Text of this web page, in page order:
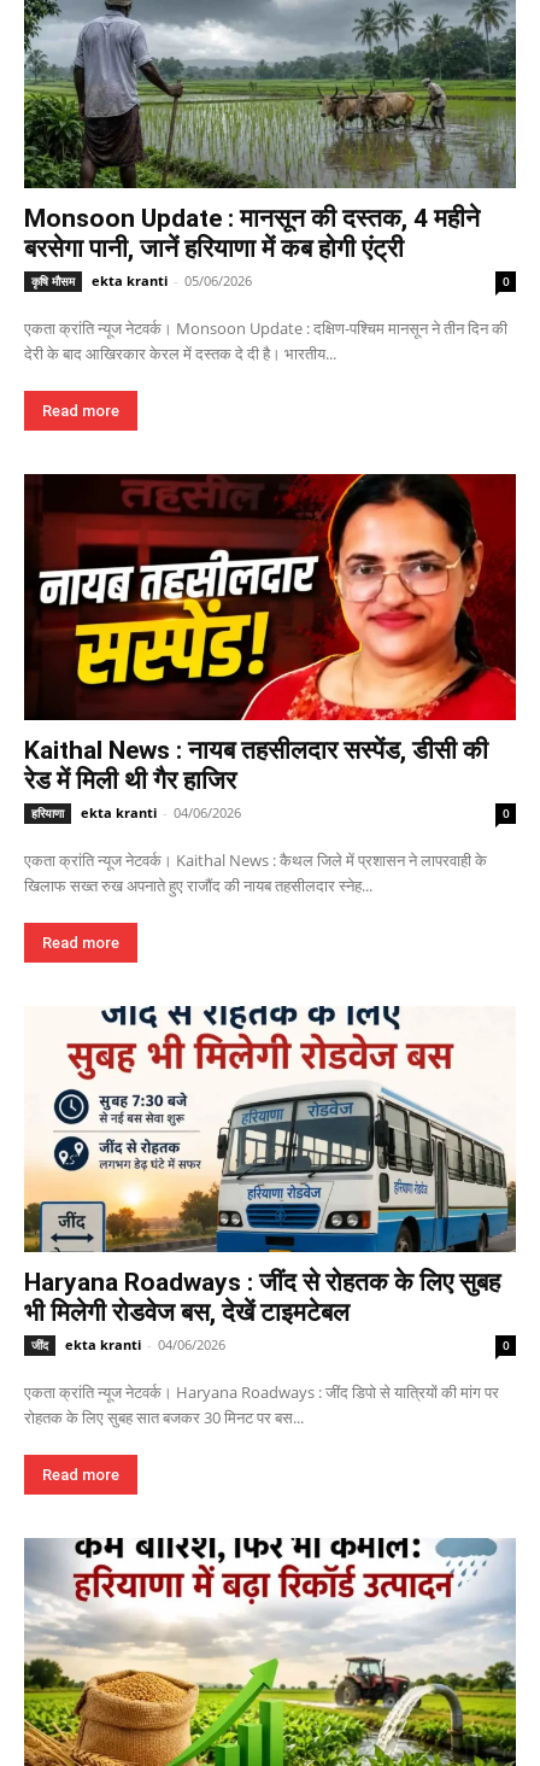
Monsoon Update : मानसून की दस्तक, 4 महीने
बरसेगा पानी, जानें हरियाणा में कब होगी एंट्री
कृषि मौसम ekta kranti - 05/06/2026 0
एकता क्रांति न्यूज नेटवर्क। Monsoon Update : दक्षिण-पश्चिम मानसून ने तीन दिन की
देरी के बाद आखिरकार केरल में दस्तक दे दी है। भारतीय...
Read more
Kaithal News : नायब तहसीलदार सस्पेंड, डीसी की
रेड में मिली थी गैर हाजिर
हरियाणा ekta kranti - 04/06/2026 0
एकता क्रांति न्यूज नेटवर्क। Kaithal News : कैथल जिले में प्रशासन ने लापरवाही के
खिलाफ सख्त रुख अपनाते हुए राजौंद की नायब तहसीलदार स्नेह...
Read more
Haryana Roadways : जींद से रोहतक के लिए सुबह
भी मिलेगी रोडवेज बस, देखें टाइमटेबल
जींद ekta kranti - 04/06/2026 0
एकता क्रांति न्यूज नेटवर्क। Haryana Roadways : जींद डिपो से यात्रियों की मांग पर
रोहतक के लिए सुबह सात बजकर 30 मिनट पर बस...
Read more